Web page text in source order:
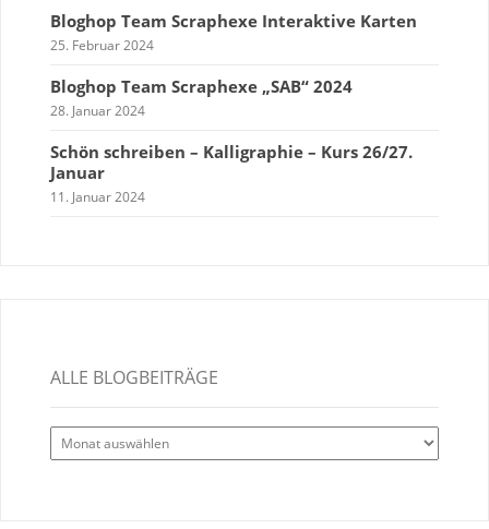
Bloghop Team Scraphexe Interaktive Karten
25. Februar 2024
Bloghop Team Scraphexe „SAB“ 2024
28. Januar 2024
Schön schreiben – Kalligraphie – Kurs 26/27.
Januar
11. Januar 2024
ALLE BLOGBEITRÄGE
Alle
Blogbeiträge